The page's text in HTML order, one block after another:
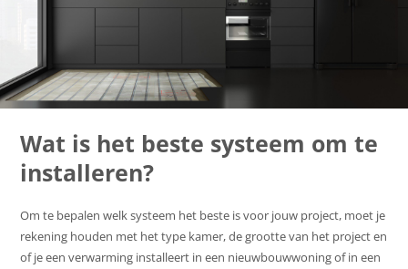
Wat is het beste systeem om te
installeren?
Om te bepalen welk systeem het beste is voor jouw project, moet je
rekening houden met het type kamer, de grootte van het project en
of je een verwarming installeert in een nieuwbouwwoning of in een